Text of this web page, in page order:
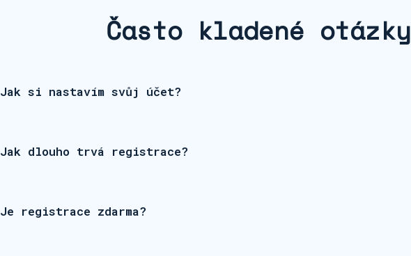
Často kladené otázky
Jak si nastavím svůj účet?
Jak dlouho trvá registrace?
Je registrace zdarma?